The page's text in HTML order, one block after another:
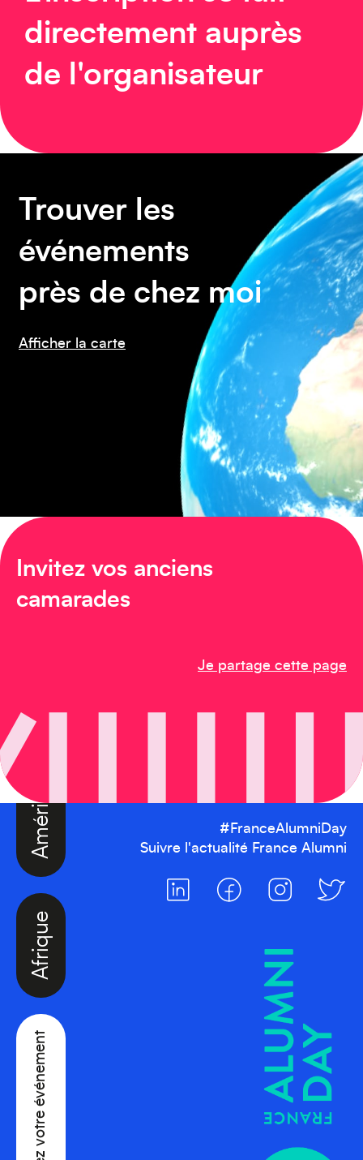
directement auprès
de l'organisateur
Trouver les
événements
près de chez moi
Afficher la carte
Invitez vos anciens
camarades
Je partage cette page
Créez votre événement
Afrique
Amérique du Nord
Amérique du Sud
Asie
Caraïbes
#FranceAlumniDay
Suivre l'actualité France Alumni